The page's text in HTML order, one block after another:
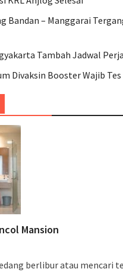
Bandan – Manggarai
Tambah Jadwal
Divaksin Booster Wajib Tes
Mansion
berlibur atau mencari